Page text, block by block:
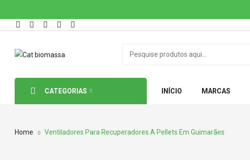
CATEGORIAS INÍCIO MARCAS
Home Ventiladores Para Recuperadores A Pellets Em Guimarães